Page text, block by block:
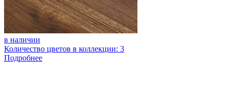
в наличии
Количество цветов в коллекции: 3
Подробнее